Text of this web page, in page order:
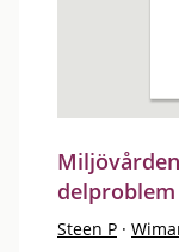
Steen P ·